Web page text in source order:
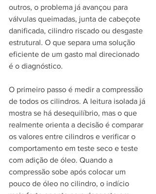
outros, o problema já avançou para
válvulas queimadas, junta de cabeçote
danificada, cilindro riscado ou desgaste
estrutural. O que separa uma solução
eficiente de um gasto mal direcionado
é o diagnóstico.
O primeiro passo é medir a compressão
de todos os cilindros. A leitura isolada já
mostra se há desequilíbrio, mas o que
realmente orienta a decisão é comparar
os valores entre cilindros e verificar o
comportamento em teste seco e teste
com adição de óleo. Quando a
compressão sobe após colocar um
pouco de óleo no cilindro, o indício